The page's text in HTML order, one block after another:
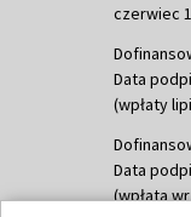
czerwiec
Data
(wpłaty
Data
(wpłata